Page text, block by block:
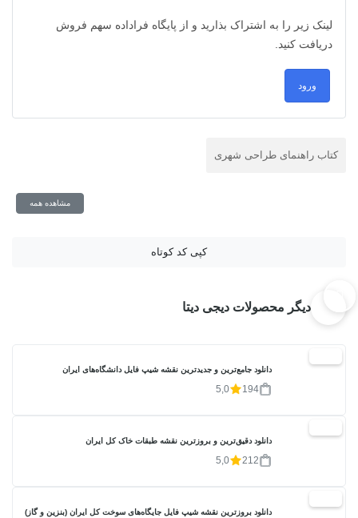
لینک زیر را به اشتراک بذارید و از پایگاه فراداده سهم فروش
دریافت کنید.
ورود
کتاب راهنمای طراحی شهری
مشاهده همه
کپی کد کوتاه
دیگر محصولات دیجی دیتا
دانلود جامع‌ترین و جدیدترین نقشه شیپ فایل دانشگاه‌های ایران
194
5,0
دانلود دقیق‌ترین و بروزترین نقشه طبقات خاک کل ایران
212
5,0
دانلود بروزترین نقشه شیپ فایل جایگاه‌های سوخت کل ایران (بنزین و گاز)